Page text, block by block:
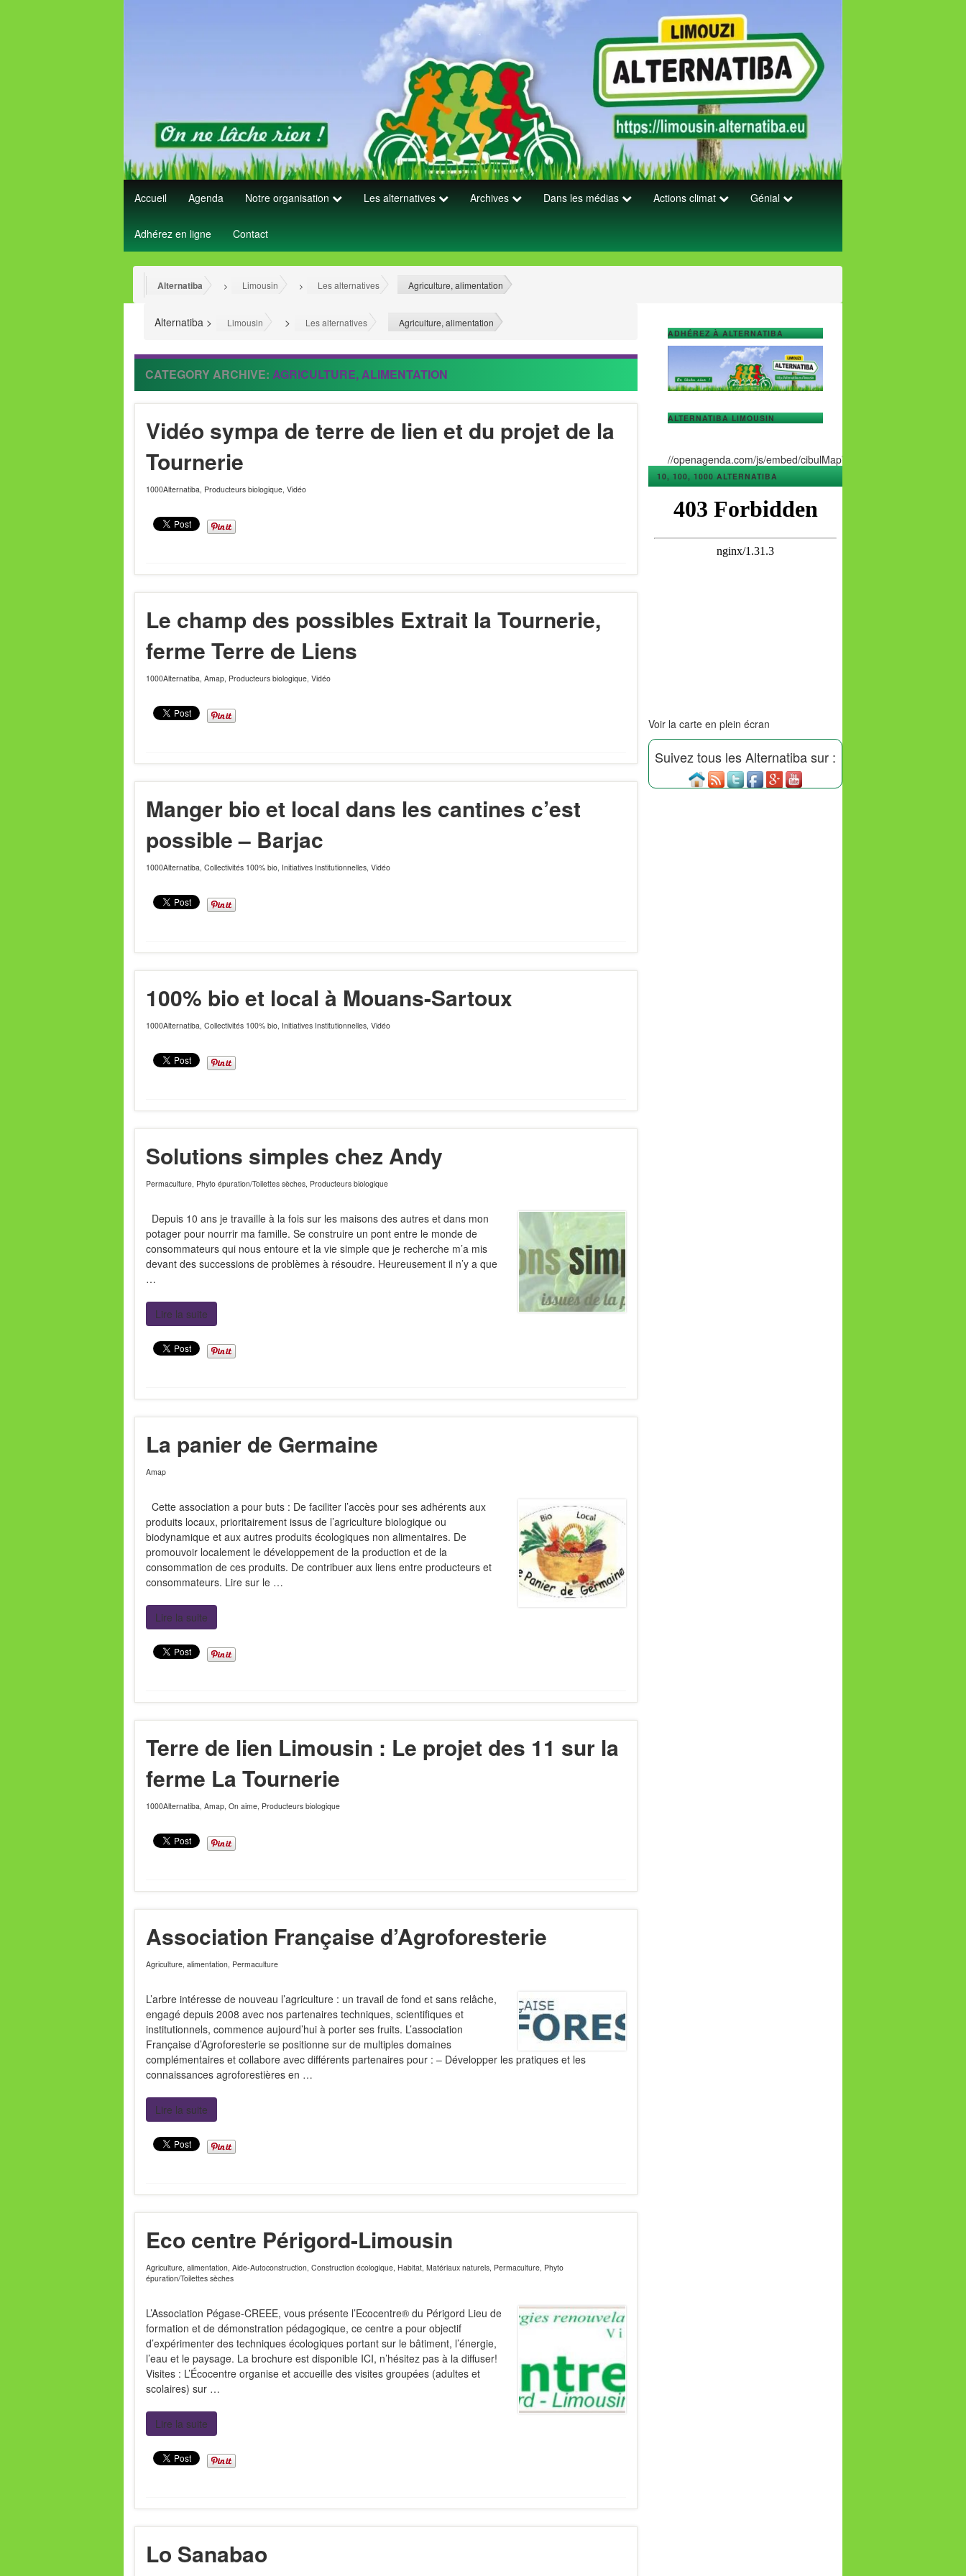
Accueil Agenda Notre organisation Les alternatives Archives Dans les médias Actions climat Génial
Adhérez en ligne Contact
Alternatiba > Limousin > Les alternatives Agriculture, alimentation
Alternatiba > Limousin > Les alternatives Agriculture, alimentation
CATEGORY ARCHIVE: AGRICULTURE, ALIMENTATION
Vidéo sympa de terre de lien et du projet de la
Tournerie
1000Alternatiba, Producteurs biologique, Vidéo
Le champ des possibles Extrait la Tournerie,
ferme Terre de Liens
1000Alternatiba, Amap, Producteurs biologique, Vidéo
Manger bio et local dans les cantines c’est
possible – Barjac
1000Alternatiba, Collectivités 100% bio, Initiatives Institutionnelles, Vidéo
100% bio et local à Mouans-Sartoux
1000Alternatiba, Collectivités 100% bio, Initiatives Institutionnelles, Vidéo
Solutions simples chez Andy
Permaculture, Phyto épuration/Toilettes sèches, Producteurs biologique
Depuis 10 ans je travaille à la fois sur les maisons des autres et dans mon
potager pour nourrir ma famille. Se construire un pont entre le monde de
consommateurs qui nous entoure et la vie simple que je recherche m’a mis
devant des successions de problèmes à résoudre. Heureusement il n’y a que
…
Lire la suite
La panier de Germaine
Amap
Cette association a pour buts : De faciliter l’accès pour ses adhérents aux
produits locaux, prioritairement issus de l’agriculture biologique ou
biodynamique et aux autres produits écologiques non alimentaires. De
promouvoir localement le développement de la production et de la
consommation de ces produits. De contribuer aux liens entre producteurs et
consommateurs. Lire sur le …
Lire la suite
Terre de lien Limousin : Le projet des 11 sur la
ferme La Tournerie
1000Alternatiba, Amap, On aime, Producteurs biologique
Association Française d’Agroforesterie
Agriculture, alimentation, Permaculture
L’arbre intéresse de nouveau l’agriculture : un travail de fond et sans relâche,
engagé depuis 2008 avec nos partenaires techniques, scientifiques et
institutionnels, commence aujourd’hui à porter ses fruits. L’association
Française d’Agroforesterie se positionne sur de multiples domaines
complémentaires et collabore avec différents partenaires pour : – Développer les pratiques et les
connaissances agroforestières en …
Lire la suite
Eco centre Périgord-Limousin
Agriculture, alimentation, Aide-Autoconstruction, Construction écologique, Habitat, Matériaux naturels, Permaculture, Phyto
épuration/Toilettes sèches
L’Association Pégase-CREEE, vous présente l’Ecocentre® du Périgord Lieu de
formation et de démonstration pédagogique, ce centre a pour objectif
d’expérimenter des techniques écologiques portant sur le bâtiment, l’énergie,
l’eau et le paysage. La brochure est disponible ICI, n’hésitez pas à la diffuser!
Visites : L’Écocentre organise et accueille des visites groupées (adultes et
scolaires) sur …
Lire la suite
Lo Sanabao
ADHÉREZ À ALTERNATIBA
ALTERNATIBA LIMOUSIN
//openagenda.com/js/embed/cibulMapWidget.js
10, 100, 1000 ALTERNATIBA
Voir la carte en plein écran
Suivez tous les Alternatiba sur :